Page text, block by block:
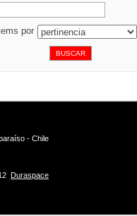
por
- Chile
Duraspace